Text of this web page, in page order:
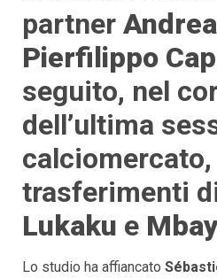
partner
Pierfilippo
seguito, nel
dell’ultima
trasferimenti
Lukaku e
Lo studio ha affiancato